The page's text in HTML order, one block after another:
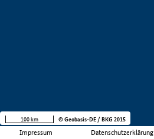
Impressum Datenschutzerklärung
100 km © Geobasis-DE / BKG 2015